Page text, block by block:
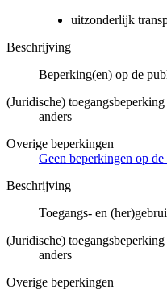
uitzonderlijk
Beschrijving
Beperking(en) op de
(Juridische) toegangsbeperking
anders
Overige beperkingen
Geen beperkingen op
Beschrijving
Toegangs- en
(Juridische) toegangsbeperking
anders
Overige beperkingen